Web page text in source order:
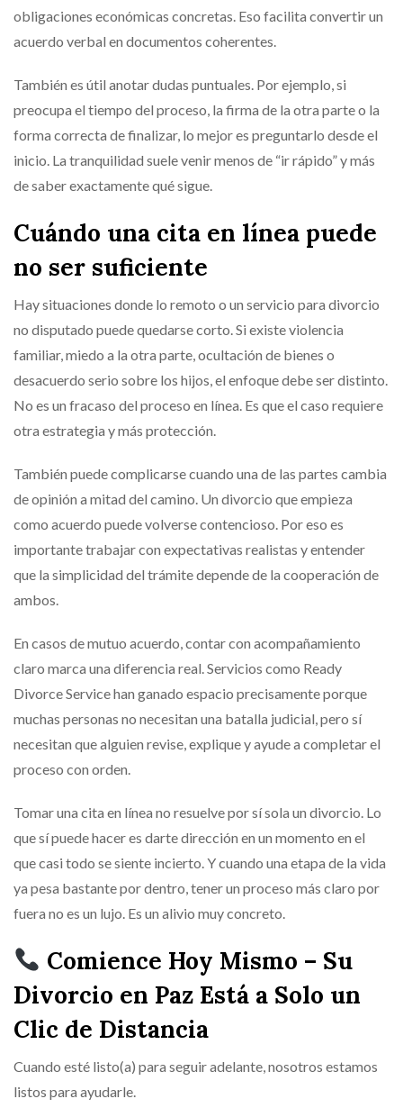
obligaciones económicas concretas. Eso facilita convertir un
acuerdo verbal en documentos coherentes.
También es útil anotar dudas puntuales. Por ejemplo, si
preocupa el tiempo del proceso, la firma de la otra parte o la
forma correcta de finalizar, lo mejor es preguntarlo desde el
inicio. La tranquilidad suele venir menos de “ir rápido” y más
de saber exactamente qué sigue.
Cuándo una cita en línea puede
no ser suficiente
Hay situaciones donde lo remoto o un servicio para divorcio
no disputado puede quedarse corto. Si existe violencia
familiar, miedo a la otra parte, ocultación de bienes o
desacuerdo serio sobre los hijos, el enfoque debe ser distinto.
No es un fracaso del proceso en línea. Es que el caso requiere
otra estrategia y más protección.
También puede complicarse cuando una de las partes cambia
de opinión a mitad del camino. Un divorcio que empieza
como acuerdo puede volverse contencioso. Por eso es
importante trabajar con expectativas realistas y entender
que la simplicidad del trámite depende de la cooperación de
ambos.
En casos de mutuo acuerdo, contar con acompañamiento
claro marca una diferencia real. Servicios como Ready
Divorce Service han ganado espacio precisamente porque
muchas personas no necesitan una batalla judicial, pero sí
necesitan que alguien revise, explique y ayude a completar el
proceso con orden.
Tomar una cita en línea no resuelve por sí sola un divorcio. Lo
que sí puede hacer es darte dirección en un momento en el
que casi todo se siente incierto. Y cuando una etapa de la vida
ya pesa bastante por dentro, tener un proceso más claro por
fuera no es un lujo. Es un alivio muy concreto.
Comience Hoy Mismo – Su
Divorcio en Paz Está a Solo un
Clic de Distancia
Cuando esté listo(a) para seguir adelante, nosotros estamos
listos para ayudarle.